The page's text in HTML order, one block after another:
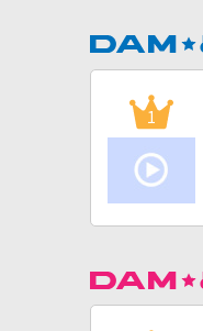
1